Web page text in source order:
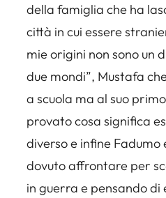
della famiglia che ha
città in cui essere
mie origini non sono un
due mondi”, Mustafa
a scuola ma al suo
provato cosa significa
diverso e infine Fadumo
dovuto affrontare per
in guerra e pensando di